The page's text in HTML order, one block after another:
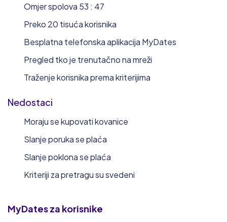
Omjer spolova 53 : 47
Preko 20 tisuća korisnika
Besplatna telefonska aplikacija MyDates
Pregled tko je trenutačno na mreži
Traženje korisnika prema kriterijima
Nedostaci
Moraju se kupovati kovanice
Slanje poruka se plaća
Slanje poklona se plaća
Kriteriji za pretragu su svedeni
MyDatesza korisnike